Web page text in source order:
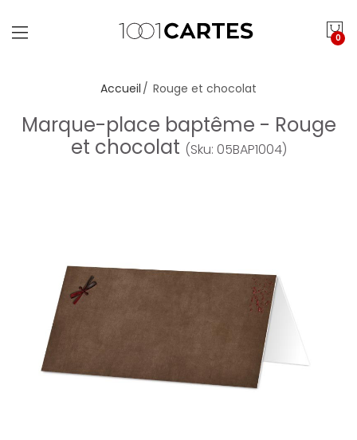
0
Accueil Rouge et chocolat
Marque-place baptême - Rouge
et chocolat (Sku: 05BAP1004)